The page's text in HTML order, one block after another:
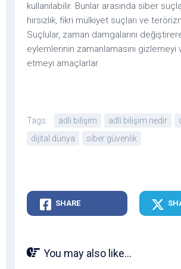
kullanılabilir. Bunlar arasında siber
hırsızlık, fikri mülkiyet suçları ve
Suçlular, zaman damgalarını
eylemlerinin zamanlamasını gizlemeyi
etmeyi amaçlarlar.
Tags: adli bilişim adli bilişim nedir
dijital dünya
siber güvenlik
SHARE
You may also like...